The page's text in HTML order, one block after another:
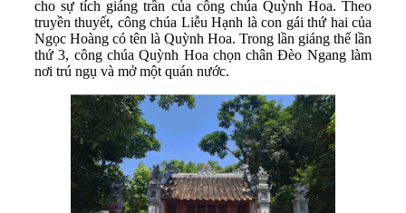
cho sự tích giáng trần của công chúa Quỳnh Hoa. Theo
truyền thuyết, công chúa Liễu Hạnh là con gái thứ hai của
Ngọc Hoàng có tên là Quỳnh Hoa. Trong lần giáng thế lần
thứ 3, công chúa Quỳnh Hoa chọn chân Đèo Ngang làm
nơi trú ngụ và mở một quán nước.